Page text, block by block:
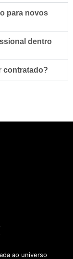
para novos
dentro
contratado?
ao universo